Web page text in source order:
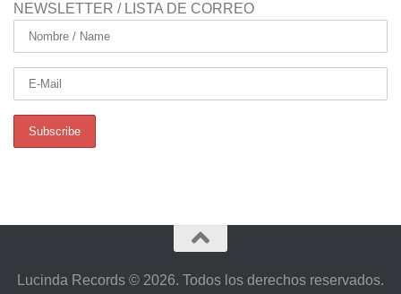
NEWSLETTER / LISTA DE CORREO
Lucinda Records © 2026. Todos los derechos reservados.